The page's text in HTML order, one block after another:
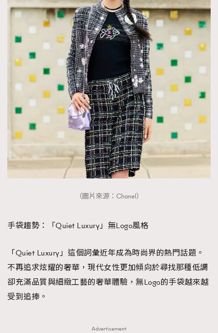
（圖片來源：Chanel）
手袋趨勢：「Quiet Luxury」無Logo風格
「Quiet Luxury」這個詞彙近年成為時尚界的熱門話題。
不再追求炫耀的奢華，現代女性更加傾向於尋找那種低調
卻充滿品質與細緻工藝的奢華體驗，無Logo的手袋越來越
受到追捧。
Advertisement